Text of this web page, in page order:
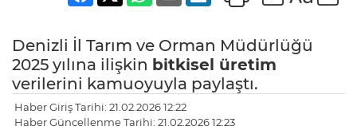
Denizli İl Tarım ve Orman Müdürlüğü
2025 yılına ilişkin bitkisel üretim
verilerini kamuoyuyla paylaştı.
Haber Giriş Tarihi: 21.02.2026 12:22
Haber Güncellenme Tarihi: 21.02.2026 12:23